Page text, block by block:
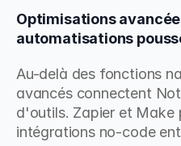
Optimisations
automatisations
Au-delà des fonctions
avancés connectent
d'outils. Zapier et Make
intégrations no-code